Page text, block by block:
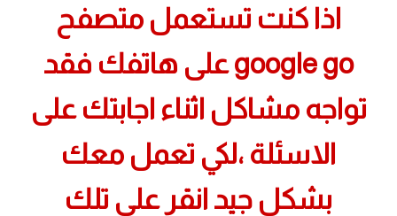
اذا كنت تستعمل متصفح
google go على هاتفك فقد
تواجه مشاكل اثناء اجابتك على
الاسئلة ،لكي تعمل معك
بشكل جيد انقر على تلك